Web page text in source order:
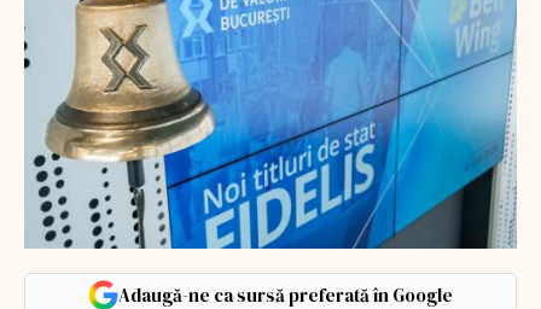
Adaugă-ne ca sursă preferată în Google